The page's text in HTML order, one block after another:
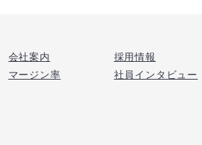
会社案内
マージン率
採用情報
社員インタビュー